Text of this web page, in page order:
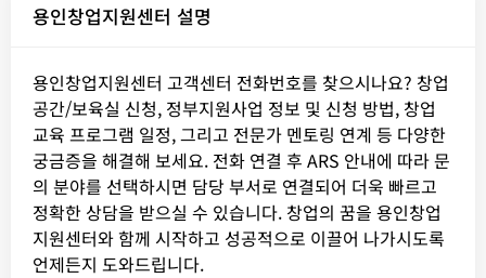
용인창업지원센터 설명
용인창업지원센터 고객센터 전화번호를 찾으시나요? 창업
공간/보육실 신청, 정부지원사업 정보 및 신청 방법, 창업
교육 프로그램 일정, 그리고 전문가 멘토링 연계 등 다양한
궁금증을 해결해 보세요. 전화 연결 후 ARS 안내에 따라 문
의 분야를 선택하시면 담당 부서로 연결되어 더욱 빠르고
정확한 상담을 받으실 수 있습니다. 창업의 꿈을 용인창업
지원센터와 함께 시작하고 성공적으로 이끌어 나가시도록
언제든지 도와드립니다.